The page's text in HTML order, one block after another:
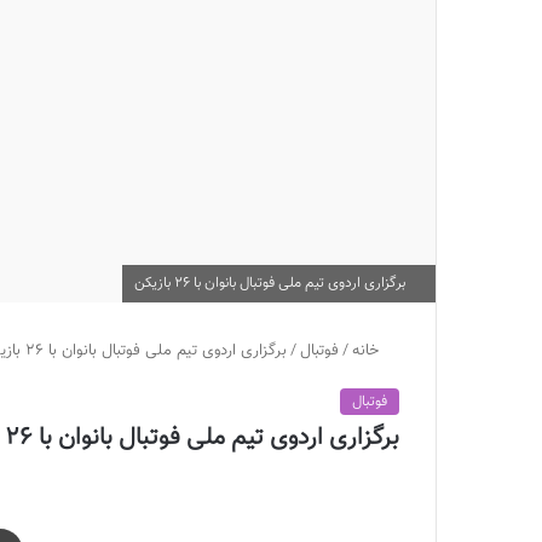
برگزاری اردوی تیم ملی فوتبال بانوان با 26 بازیکن
خانه/ فوتبال/ برگزاری اردوی تیم ملی فوتبال بانوان با 26 بازیکن
فوتبال
برگزاری اردوی تیم ملی فوتبال بانوان با 26 بازیکن